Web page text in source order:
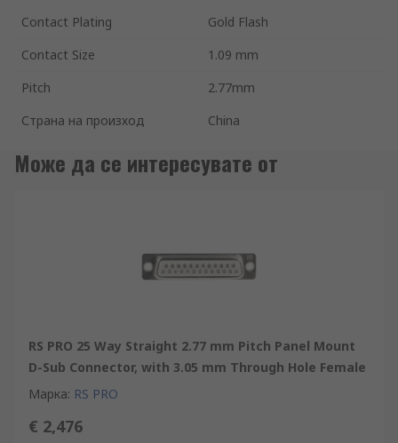
Contact Plating
Gold Flash
Contact Size
1.09 mm
Pitch
2.77mm
Страна на произход
China
Може да се интересувате от
RS PRO 25 Way Straight 2.77 mm Pitch Panel Mount
D-Sub Connector, with 3.05 mm Through Hole Female
Марка: RS PRO
€ 2,476